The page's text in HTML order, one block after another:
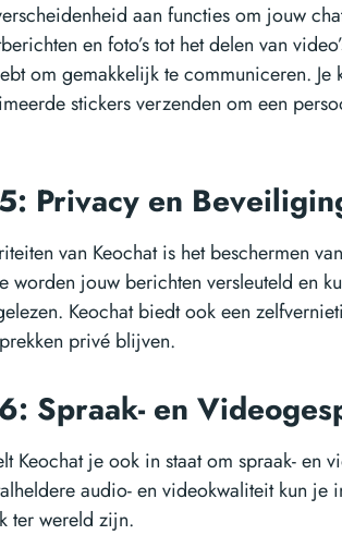
aan functies om jouw
en foto’s tot het delen van
om gemakkelijk te communiceren.
stickers verzenden om een
Privacy en
van Keochat is het beschermen
worden jouw berichten versleuteld en
Keochat biedt ook een
privé blijven.
Spraak- en
Keochat je ook in staat om spraak- en
audio- en videokwaliteit kun je
ter wereld zijn.